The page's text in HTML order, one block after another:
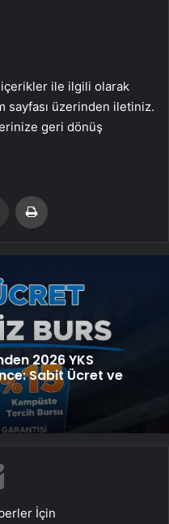
içerikler ile ilgili olarak
üzerinden iletiniz.
geri dönüş
Email'den paylaş
2026 YKS
Sabit Ücret ve
İçin